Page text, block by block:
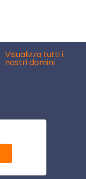
Visualizza tutti i
nostri domini